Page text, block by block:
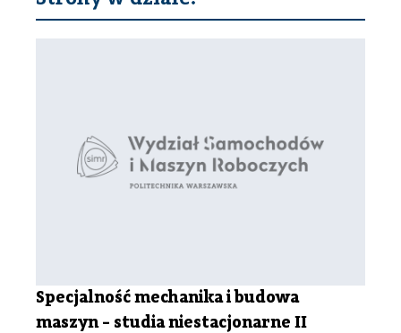
Specjalność mechanika i budowa
maszyn - studia niestacjonarne II